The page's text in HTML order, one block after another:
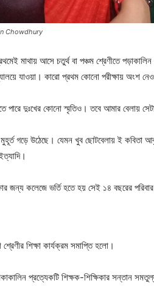
Chowdhury
মাথায় আসে চতুর্থ বা পঞ্চম শ্রেণীতে
যাওয়া। কারো প্রথম কোনো পরীক্ষায় অংশ
পারে দুঃখের কোনো স্মৃতিও। তবে আমার বেলায়
গড়ে উঠেছে। যেমন খুব ছোটবেলায় ই কবিতা
জন্য কলেজে ভর্তি হতে হয় সেই ১৪ বছরের
শিক্ষা কার্যক্রম সমাপ্তি হলো।
প্রত্যেকটি শিক্ষক-শিক্ষিকার সন্তান